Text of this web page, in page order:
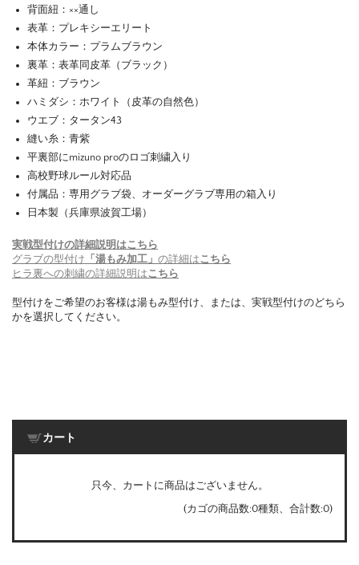
背面紐：××通し
表革：プレキシーエリート
本体カラー：プラムブラウン
裏革：表革同皮革（ブラック）
革紐：ブラウン
ハミダシ：ホワイト（皮革の自然色）
ウエブ：タータン43
縫い糸：青紫
平裏部にmizuno proのロゴ刺繍入り
高校野球ルール対応品
付属品：専用グラブ袋、オーダーグラブ専用の箱入り
日本製（兵庫県波賀工場）
実戦型付けの詳細説明はこちら
グラブの型付け 「湯もみ加工」 の詳細はこちら
ヒラ裏への刺繍の詳細説明はこちら
型付けをご希望のお客様は湯もみ型付け、または、実戦型付けのどちら
かを選択してください。
カート
只今、カートに商品はございません。
(カゴの商品数:0種類、合計数:0)